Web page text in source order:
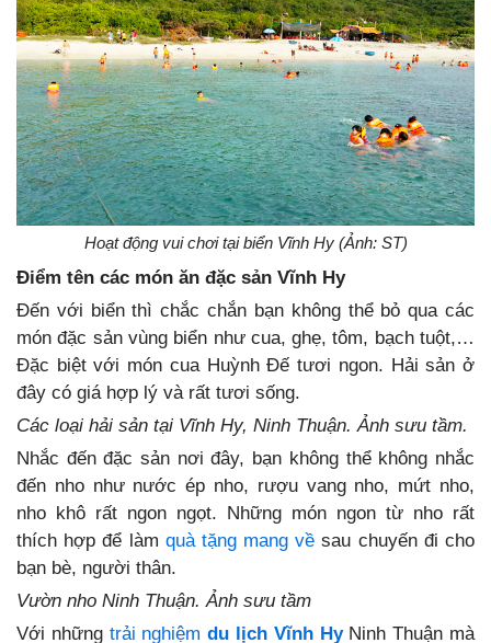
Hoạt động vui chơi tại biển Vĩnh Hy (Ảnh: ST)
Điểm tên các món ăn đặc sản Vĩnh Hy
Đến với biển thì chắc chắn bạn không thể bỏ qua các
món đặc sản vùng biển như cua, ghẹ, tôm, bạch tuột,…
Đặc biệt với món cua Huỳnh Đế tươi ngon. Hải sản ở
đây có giá hợp lý và rất tươi sống.
Các loại hải sản tại Vĩnh Hy, Ninh Thuận. Ảnh sưu tầm.
Nhắc đến đặc sản nơi đây, bạn không thể không nhắc
đến nho như nước ép nho, rượu vang nho, mứt nho,
nho khô rất ngon ngọt. Những món ngon từ nho rất
thích hợp để làm quà tặng mang về sau chuyến đi cho
bạn bè, người thân.
Vườn nho Ninh Thuận. Ảnh sưu tầm
Với những trải nghiệmdu lịch Vĩnh HyNinh Thuận mà